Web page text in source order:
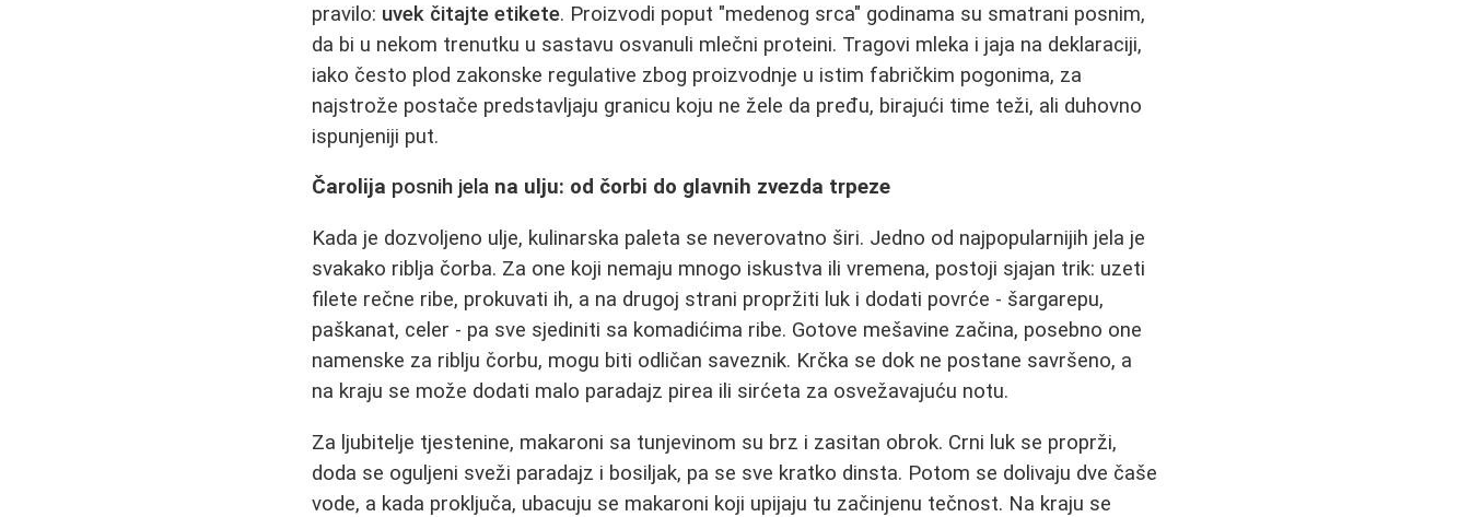
pravilo: uvek čitajte etikete. Proizvodi poput "medenog srca" godinama su smatrani posnim,
da bi u nekom trenutku u sastavu osvanuli mlečni proteini. Tragovi mleka i jaja na deklaraciji,
iako često plod zakonske regulative zbog proizvodnje u istim fabričkim pogonima, za
najstrože postače predstavljaju granicu koju ne žele da pređu, birajući time teži, ali duhovno
ispunjeniji put.
Čarolija posnih jela na ulju: od čorbi do glavnih zvezda trpeze
Kada je dozvoljeno ulje, kulinarska paleta se neverovatno širi. Jedno od najpopularnijih jela je
svakako riblja čorba. Za one koji nemaju mnogo iskustva ili vremena, postoji sjajan trik: uzeti
filete rečne ribe, prokuvati ih, a na drugoj strani propržiti luk i dodati povrće - šargarepu,
paškanat, celer - pa sve sjediniti sa komadićima ribe. Gotove mešavine začina, posebno one
namenske za riblju čorbu, mogu biti odličan saveznik. Krčka se dok ne postane savršeno, a
na kraju se može dodati malo paradajz pirea ili sirćeta za osvežavajuću notu.
Za ljubitelje tjestenine, makaroni sa tunjevinom su brz i zasitan obrok. Crni luk se proprži,
doda se oguljeni sveži paradajz i bosiljak, pa se sve kratko dinsta. Potom se dolivaju dve čaše
vode, a kada proključa, ubacuju se makaroni koji upijaju tu začinjenu tečnost. Na kraju se